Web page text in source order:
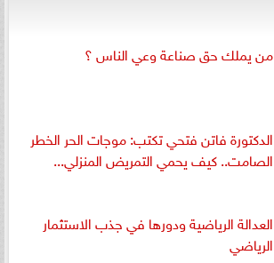
من يملك حق صناعة وعي الناس ؟
الدكتورة فاتن فتحي تكتب: موجات الحر الخطر
الصامت.. كيف يحمي التمريض المنزلي...
العدالة الرياضية ودورها في جذب الاستثمار
الرياضي